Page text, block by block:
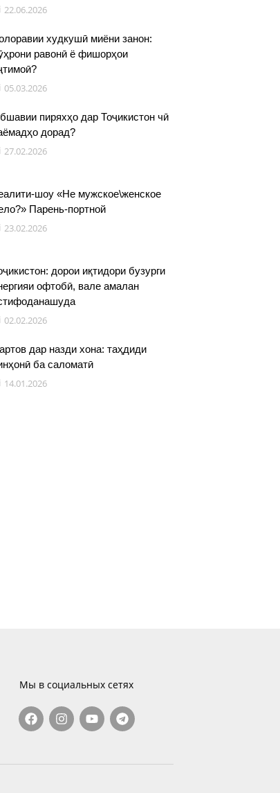
22.06.2026
худкушӣ миёни занон:
равонӣ ё фишорҳои
05.03.2026
пиряхҳо дар Тоҷикистон чӣ
дорад?
27.02.2026
шоу «Не мужское\женское
Парень-портной
23.02.2026
дорои иқтидори бузурги
офтобӣ, вале амалан
02.02.2026
дар назди хона: таҳдиди
ба саломатӣ
14.01.2026
Мы в социальных сетях